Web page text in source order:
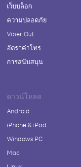
เว็บบล็อก
ความปลอดภัย
Viber Out
อัตราค่าโทร
การสนับสนุน
ดาวน์โหลด
Android
iPhone & iPad
Windows PC
Mac